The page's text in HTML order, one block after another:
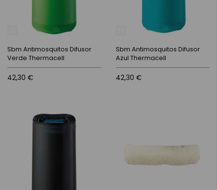
Sbm Antimosquitos Difusor
Verde Thermacell
42,30 €
Sbm Antimosquitos Difusor
Azul Thermacell
42,30 €